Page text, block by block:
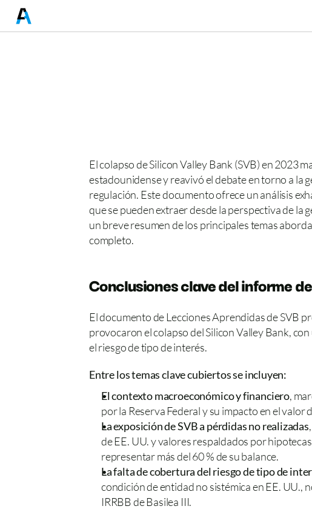
El colapso de Silicon Valley Bank (SVB) en 2023
estadounidense y reavivó el debate en torno a la
regulación. Este documento ofrece un análisis
que se pueden extraer desde la perspectiva de
un breve resumen de los principales temas
completo.
Conclusiones clave del informe
El documento de Lecciones Aprendidas de SVB
provocaron el colapso del Silicon Valley Bank,
el riesgo de tipo de interés.
Entre los temas clave cubiertos se incluyen:
El contexto macroeconómico y financiero,
por la Reserva Federal y su impacto en el valor
La exposición de SVB a pérdidas no realizadas
de EE. UU. y valores respaldados por
representar más del 60 % de su balance.
La falta de cobertura del riesgo de tipo de
condición de entidad no sistémica en EE. UU.,
IRRBB de Basilea III.